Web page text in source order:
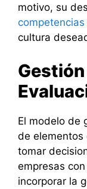
motivo, su
cultura
El modelo de
de elementos
tomar
empresas
incorporar la